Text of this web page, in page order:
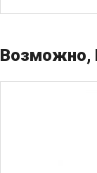
Возможно,